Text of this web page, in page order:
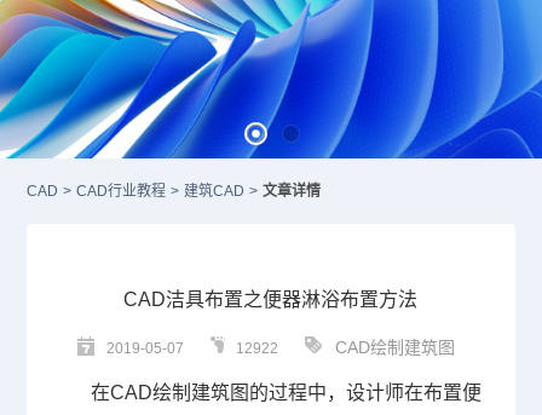
CAD > CAD行业教程 > 建筑CAD > 文章详情
CAD洁具布置之便器淋浴布置方法
2019-05-07 12922 CAD绘制建筑图
在CAD绘制建筑图的过程中，设计师在布置便